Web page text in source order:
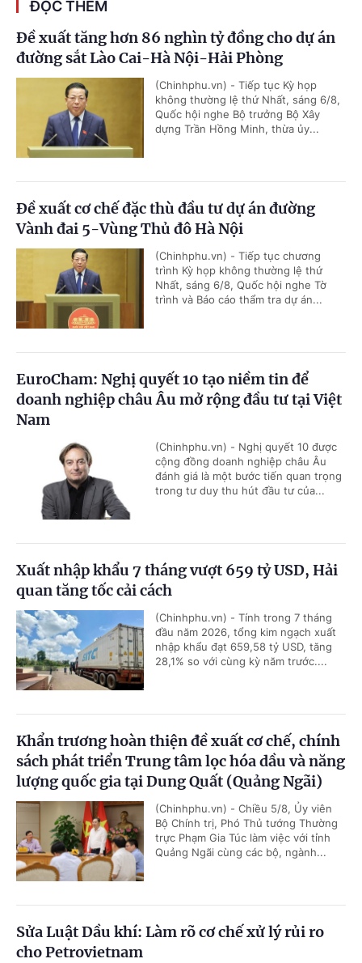
ĐỌC THÊM
Đề xuất tăng hơn 86 nghìn tỷ đồng cho dự án
đường sắt Lào Cai-Hà Nội-Hải Phòng
(Chinhphu.vn) - Tiếp tục Kỳ họp
không thường lệ thứ Nhất, sáng 6/8,
Quốc hội nghe Bộ trưởng Bộ Xây
dựng Trần Hồng Minh, thừa ủy...
Đề xuất cơ chế đặc thù đầu tư dự án đường
Vành đai 5-Vùng Thủ đô Hà Nội
(Chinhphu.vn) - Tiếp tục chương
trình Kỳ họp không thường lệ thứ
Nhất, sáng 6/8, Quốc hội nghe Tờ
trình và Báo cáo thẩm tra dự án...
EuroCham: Nghị quyết 10 tạo niềm tin để
doanh nghiệp châu Âu mở rộng đầu tư tại Việt
Nam
(Chinhphu.vn) - Nghị quyết 10 được
cộng đồng doanh nghiệp châu Âu
đánh giá là một bước tiến quan trọng
trong tư duy thu hút đầu tư của...
Xuất nhập khẩu 7 tháng vượt 659 tỷ USD, Hải
quan tăng tốc cải cách
(Chinhphu.vn) - Tính trong 7 tháng
đầu năm 2026, tổng kim ngạch xuất
nhập khẩu đạt 659,58 tỷ USD, tăng
28,1% so với cùng kỳ năm trước....
Khẩn trương hoàn thiện đề xuất cơ chế, chính
sách phát triển Trung tâm lọc hóa dầu và năng
lượng quốc gia tại Dung Quất (Quảng Ngãi)
(Chinhphu.vn) - Chiều 5/8, Ủy viên
Bộ Chính trị, Phó Thủ tướng Thường
trực Phạm Gia Túc làm việc với tỉnh
Quảng Ngãi cùng các bộ, ngành...
Sửa Luật Dầu khí: Làm rõ cơ chế xử lý rủi ro
cho Petrovietnam